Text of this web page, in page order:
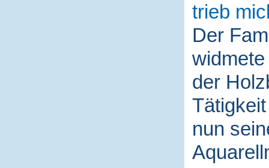
trieb
Der
der
nun